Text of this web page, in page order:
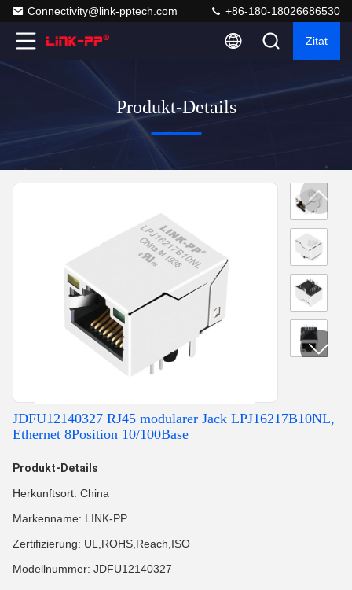
Connectivity@link-pptech.com +86-180-18026686530
Zitat
Produkt-Details
JDFU12140327 RJ45 modularer Jack LPJ16217B10NL,
Ethernet 8Position 10/100Base
Produkt-Details
Herkunftsort: China
Markenname: LINK-PP
Zertifizierung: UL,ROHS,Reach,ISO
Modellnummer: JDFU12140327